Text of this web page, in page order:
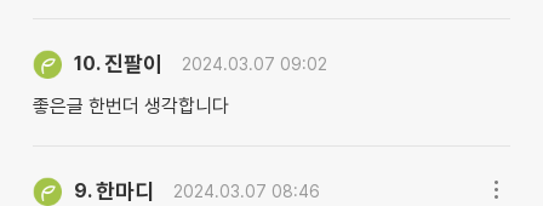
10.진팔이 2024.03.07 09:02
좋은글 한번더 생각합니다
9.한마디 2024.03.07 08:46